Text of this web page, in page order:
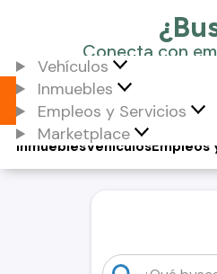
Vehículos
Inmuebles
Empleos y Servicios
Marketplace
Vehículos
Inmuebles Empleos